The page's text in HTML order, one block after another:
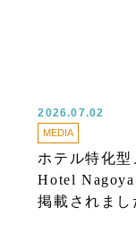
2026.07.02
MEDIA
ホテル特化
Hotel
掲載されまし